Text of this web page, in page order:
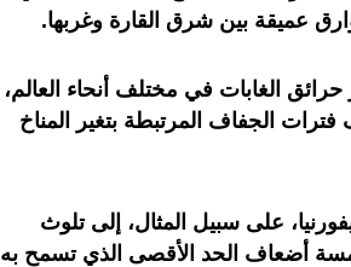
عميقة بين شرق القارة وغربها.
الغابات في مختلف أنحاء العالم،
الجفاف المرتبطة بتغير المناخ
على سبيل المثال، إلى تلوث
خمسة أضعاف الحد الأقصى الذي تسمح به